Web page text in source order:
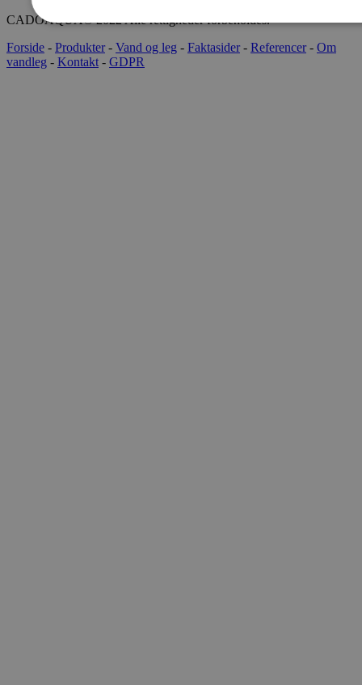
CADOAQUA® 2022 Alle rettigheder forbeholdes.
Forside - Produkter- Vand og leg - Faktasider- Referencer- Om
vandleg - Kontakt - GDPR